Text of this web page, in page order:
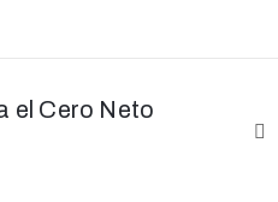
el Cero Neto